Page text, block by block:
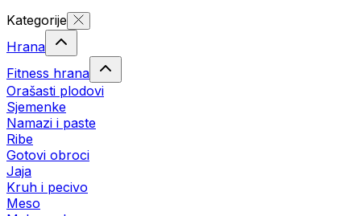
Kategorije
Hrana
Fitness hrana
Orašasti plodovi
Sjemenke
Namazi i paste
Ribe
Gotovi obroci
Jaja
Kruh i pecivo
Meso